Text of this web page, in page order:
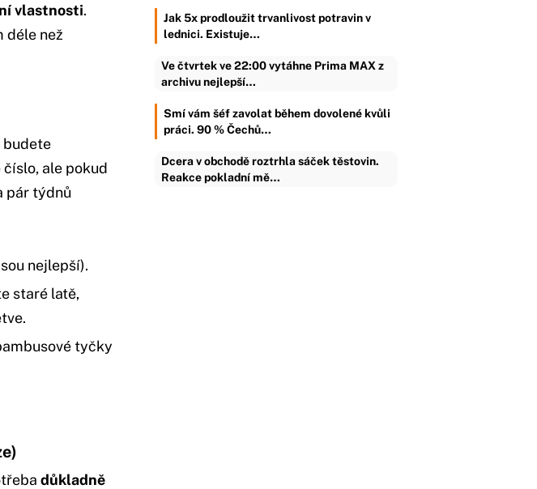
vlastnosti.
déle než
budete
číslo, ale pokud
pár týdnů
nejlepší).
staré latě,
tyčky
důkladně
Jak 5x prodloužit trvanlivost potravin v
lednici. Existuje…
Ve čtvrtek ve 22:00 vytáhne Prima MAX z
archivu nejlepší…
Smí vám šéf zavolat během dovolené kvůli
práci. 90 % Čechů…
Dcera v obchodě roztrhla sáček těstovin.
Reakce pokladní mě…